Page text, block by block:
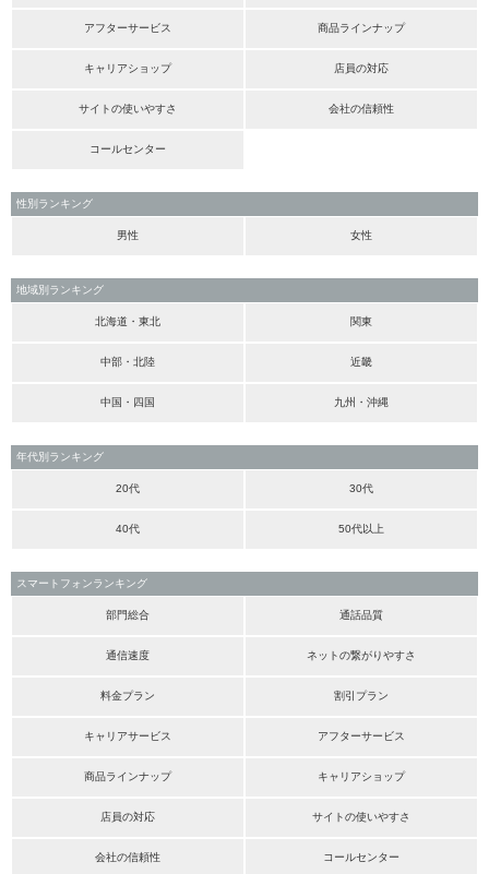
アフターサービス 商品ラインナップ
キャリアショップ 店員の対応
サイトの使いやすさ 会社の信頼性
コールセンター
性別ランキング
男性 女性
地域別ランキング
北海道・東北 関東
中部・北陸 近畿
中国・四国 九州・沖縄
年代別ランキング
20代 30代
40代 50代以上
スマートフォンランキング
部門総合 通話品質
通信速度 ネットの繋がりやすさ
料金プラン 割引プラン
キャリアサービス アフターサービス
商品ラインナップ キャリアショップ
店員の対応 サイトの使いやすさ
会社の信頼性 コールセンター